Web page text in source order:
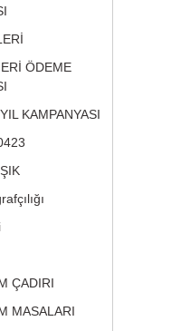
ÖDEME
KAMPANYASI
ÇADIRI
MASALARI